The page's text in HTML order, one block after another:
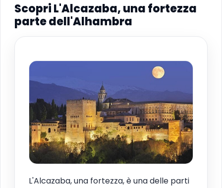
Scopri L'Alcazaba, una fortezza
parte dell'Alhambra
L'Alcazaba, una fortezza, è una delle parti